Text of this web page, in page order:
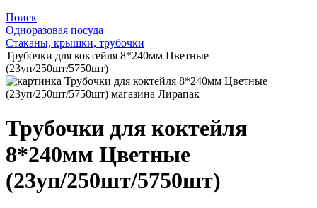
Поиск
Одноразовая посуда
Стаканы, крышки, трубочки
Трубочки для коктейля 8*240мм Цветные
(23уп/250шт/5750шт)
Трубочки для коктейля
8*240мм Цветные
(23уп/250шт/5750шт)